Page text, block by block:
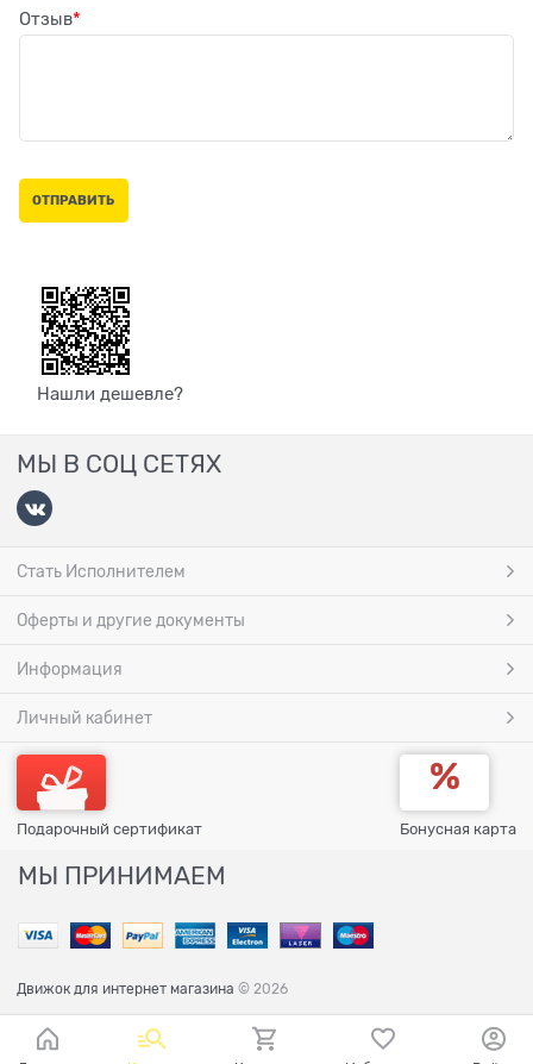
Отзыв
Нашли дешевле?
МЫ В СОЦ СЕТЯХ
Стать Исполнителем
Оферты и другие документы
Информация
Личный кабинет
Подарочный сертификат Бонусная карта
МЫ ПРИНИМАЕМ
Движок для интернет магазина © 2026